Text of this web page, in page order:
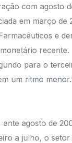
com agosto
em março de
e
recente.
para o
um ritmo
agosto de
a julho, o